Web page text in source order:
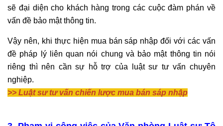
sẽ đại diện cho khách hàng trong các cuộc đàm phán về
vấn đề bảo mật thông tin.
Vậy nên, khi thực hiện mua bán sáp nhập đối với các vấn
đề pháp lý liên quan nói chung và bảo mật thông tin nói
riêng thì nên cần sự hỗ trợ của luật sư tư vấn chuyên
nghiệp.
>> Luật sư tư vấn chiến lược mua bán sáp nhập